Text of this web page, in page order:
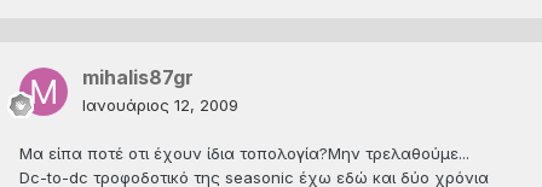
mihalis87gr
Ιανουάριος 12, 2009
Μα είπα ποτέ οτι έχουν ίδια τοπολογία?Μην τρελαθούμε...
Dc-to-dc τροφοδοτικό της seasonic έχω εδώ και δύο χρόνια